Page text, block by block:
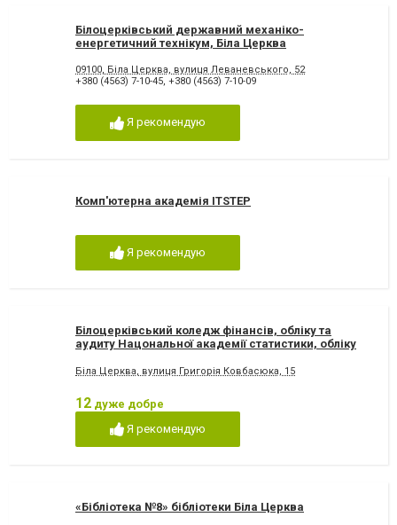
Білоцерківський державний механіко-
енергетичний технікум, Біла Церква
09100, Біла Церква, вулиця Леваневського, 52
+380 (4563) 7-10-45, +380 (4563) 7-10-09
Я рекомендую
Комп'ютерна академія ITSTEP
Я рекомендую
Білоцерківський коледж фінансів, обліку та
аудиту Нацональної академії статистики, обліку
Біла Церква, вулиця Григорія Ковбасюка, 15
12 дуже добре
Я рекомендую
«Бібліотека №8» бібліотеки Біла Церква